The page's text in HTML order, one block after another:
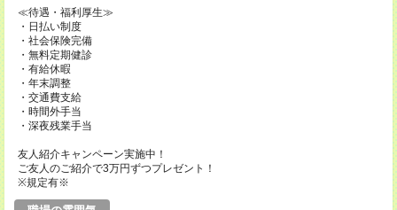
≪待遇・福利厚生≫
・日払い制度
・社会保険完備
・無料定期健診
・有給休暇
・年末調整
・交通費支給
・時間外手当
・深夜残業手当
友人紹介キャンペーン実施中！
ご友人のご紹介で3万円ずつプレゼント！
※規定有※